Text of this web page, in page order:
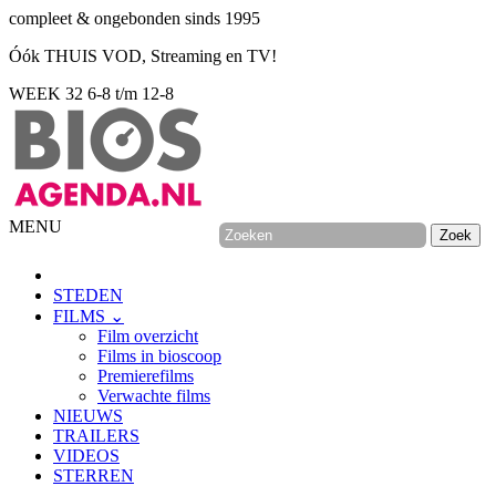
compleet & ongebonden sinds 1995
Óók THUIS VOD, Streaming en TV!
WEEK 32 6-8 t/m 12-8
MENU
STEDEN
FILMS ⌄
Film overzicht
Films in bioscoop
Premierefilms
Verwachte films
NIEUWS
TRAILERS
VIDEOS
STERREN